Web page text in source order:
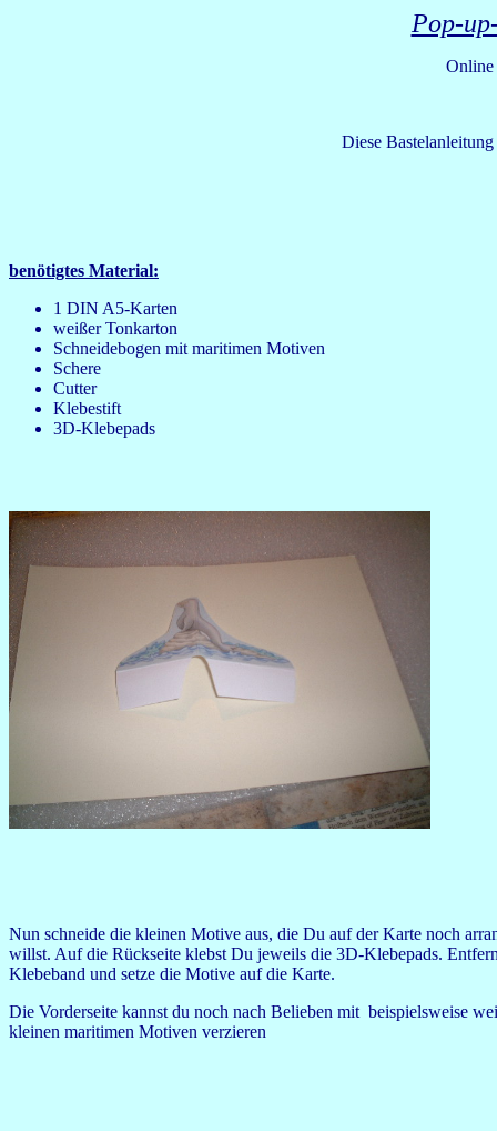
Pop-
Online
Diese
benötigtes Material:
1 DIN A5-Karten
weißer Tonkarton
Schneidebogen mit maritimen Motiven
Schere
Cutter
Klebestift
3D-Klebepads
Nun schneide die kleinen Motive aus, die Du auf der Karte noch
willst. Auf die Rückseite klebst Du jeweils die 3D-Klebepads.
Klebeband und setze die Motive auf die Karte.
Die Vorderseite kannst du noch nach Belieben mit beispielsweise
kleinen maritimen Motiven verzieren